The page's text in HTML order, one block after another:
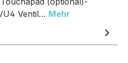
Ventil… Mehr